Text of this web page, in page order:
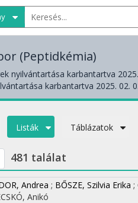
(Peptidkémia)
nyilvántartása karbantartva
karbantartva 2025. 02.
Listák Táblázatok
481 találat
Andrea ; BŐSZE, Szilvia Erika ;
Anikó